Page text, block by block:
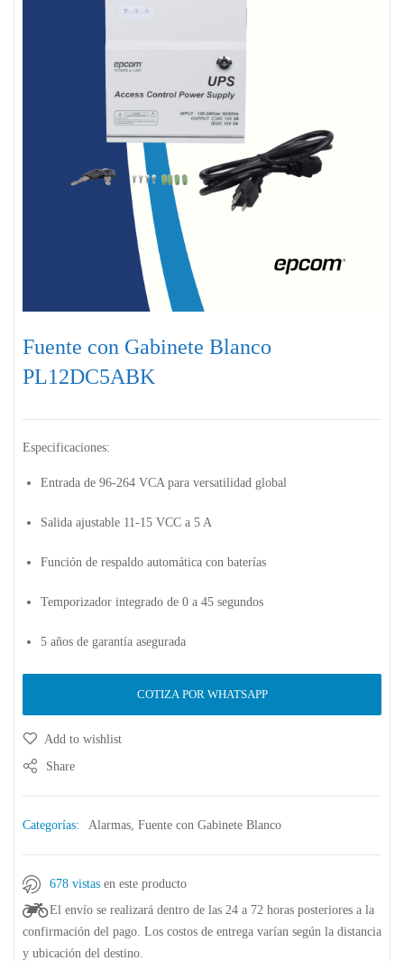
Fuente con Gabinete Blanco
PL12DC5ABK
Especificaciones:
Entrada de 96-264 VCA para versatilidad global
Salida ajustable 11-15 VCC a 5 A
Función de respaldo automática con baterías
Temporizador integrado de 0 a 45 segundos
5 años de garantía asegurada
COTIZA POR WHATSAPP
Add to wishlist
Share
Categorías: Alarmas Fuente con Gabinete Blanco
678 vistas en este producto
El envío se realizará dentro de las 24 a 72 horas posteriores a la
confirmación del pago. Los costos de entrega varían según la distancia
y ubicación del destino.